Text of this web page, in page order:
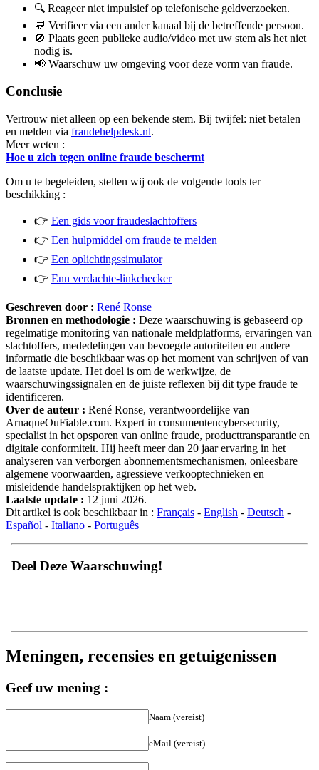
🔍 Reageer niet impulsief op telefonische geldverzoeken.
💬 Verifieer via een ander kanaal bij de betreffende persoon.
🚫 Plaats geen publieke audio/video met uw stem als het niet
nodig is.
📢 Waarschuw uw omgeving voor deze vorm van fraude.
Conclusie
Vertrouw niet alleen op een bekende stem. Bij twijfel: niet betalen
en melden via fraudehelpdesk.nl.
Meer weten :
Hoe u zich tegen online fraude beschermt
Om u te begeleiden, stellen wij ook de volgende tools ter
beschikking :
👉 Een gids voor fraudeslachtoffers
👉 Een hulpmiddel om fraude te melden
👉 Een oplichtingssimulator
👉 Enn verdachte-linkchecker
Geschreven door : René Ronse
Bronnen en methodologie : Deze waarschuwing is gebaseerd op
regelmatige monitoring van nationale meldplatforms, ervaringen van
slachtoffers, mededelingen van bevoegde autoriteiten en andere
informatie die beschikbaar was op het moment van schrijven of van
de laatste update. Het doel is om de werkwijze, de
waarschuwingssignalen en de juiste reflexen bij dit type fraude te
identificeren.
Over de auteur : René Ronse, verantwoordelijke van
ArnaqueOuFiable.com. Expert in consumentencybersecurity,
specialist in het opsporen van online fraude, producttransparantie en
digitale conformiteit. Hij heeft meer dan 20 jaar ervaring in het
analyseren van verborgen abonnementsmechanismen, onleesbare
algemene voorwaarden, agressieve verkooptechnieken en
misleidende handelspraktijken op het web.
Laatste update : 12 juni 2026.
Dit artikel is ook beschikbaar in : Français - English - Deutsch -
Español - Italiano - Português
Deel Deze Waarschuwing!
Meningen, recensies en getuigenissen
Geef uw mening :
Naam (vereist)
eMail (vereist)